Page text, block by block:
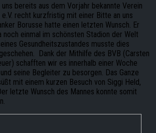
bereits aus dem Vorjahr bekannte Verein
recht kurzfristig mit einer Bitte an uns
Borusse hatte einen letzten Wunsch. Er
einmal im schönsten Stadion der Welt
Gesundheitszustandes musste dies
Dank der Mithilfe des BVB (Carsten
schafften wir es innerhalb einer Woche
seine Begleiter zu besorgen. Das Ganze
mit einem kurzen Besuch von Siggi Held,
letzte Wunsch des Mannes konnte somit